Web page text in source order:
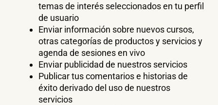
temas de interés seleccionados en tu perfil
de usuario
Enviar información sobre nuevos cursos,
otras categorías de productos y servicios y
agenda de sesiones en vivo
Enviar publicidad de nuestros servicios
Publicar tus comentarios e historias de
éxito derivado del uso de nuestros
servicios